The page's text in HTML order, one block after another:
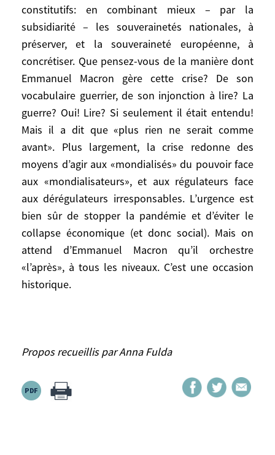
constitutifs: en combinant mieux – par la
subsidiarité – les souverainetés nationales, à
préserver, et la souveraineté européenne, à
concrétiser. Que pensez-vous de la manière dont
Emmanuel Macron gère cette crise? De son
vocabulaire guerrier, de son injonction à lire? La
guerre? Oui! Lire? Si seulement il était entendu!
Mais il a dit que «plus rien ne serait comme
avant». Plus largement, la crise redonne des
moyens d’agir aux «mondialisés» du pouvoir face
aux «mondialisateurs», et aux régulateurs face
aux dérégulateurs irresponsables. L’urgence est
bien sûr de stopper la pandémie et d’éviter le
collapse économique (et donc social). Mais on
attend d’Emmanuel Macron qu’il orchestre
«l’après», à tous les niveaux. C’est une occasion
historique.
Propos recueillis par Anna Fulda
« l’après », à tous les niveaux. C’est une
occasion historique Certains, déjà, prônent
une démondialisation énergétique…
Parlons plutôt de «décarbonation». Je
rappelle d’ailleurs que la France bénéficie
de l’énergie la plus décarbonée de tous les
pays développés. Cela suppose d’abord la
réduction régulière du charbon (Comment
en convaincre les Chinois, les Indiens, les
Polonais, les Allemands?) et la poursuite
du nucléaire – qui n’émet pas de CO2 –
jusqu’à ce que l’on dispose des moyens de
stocker l’électricité produite par les
énergies renouvelables à des coûts
raisonnables. Et l’Europe? Peut-elle tirer
elle aussi des leçons de cette crise? Elle va
continuer et peut-être trouver avec cette
crise exceptionnelle les moyens de se
libérer de certaines œillères et handicaps
à concrétiser. Que pensez-vous de la
manière dont Emmanuel Macron gère cette
crise? De son vocabulaire guerrier, de son